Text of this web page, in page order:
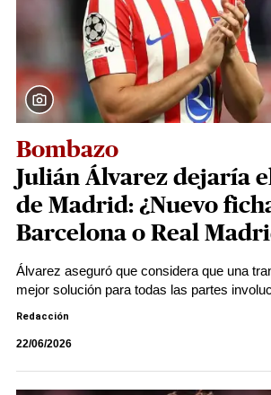
Bombazo
Julián Álvarez dejaría
de Madrid: ¿Nuevo
Barcelona o Real
Álvarez aseguró que considera que una
mejor solución para todas las partes
Redacción
22/06/2026